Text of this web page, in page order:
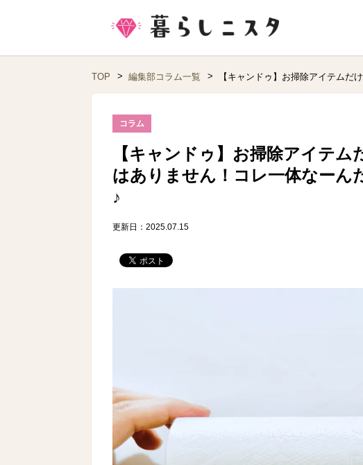
TOP 編集部コラム一覧 【キャンドゥ】お掃除アイテムだ
コラム
【キャンドゥ】お掃除アイテ
はありません！コレ一体なーん
♪
更新日：2025.07.15